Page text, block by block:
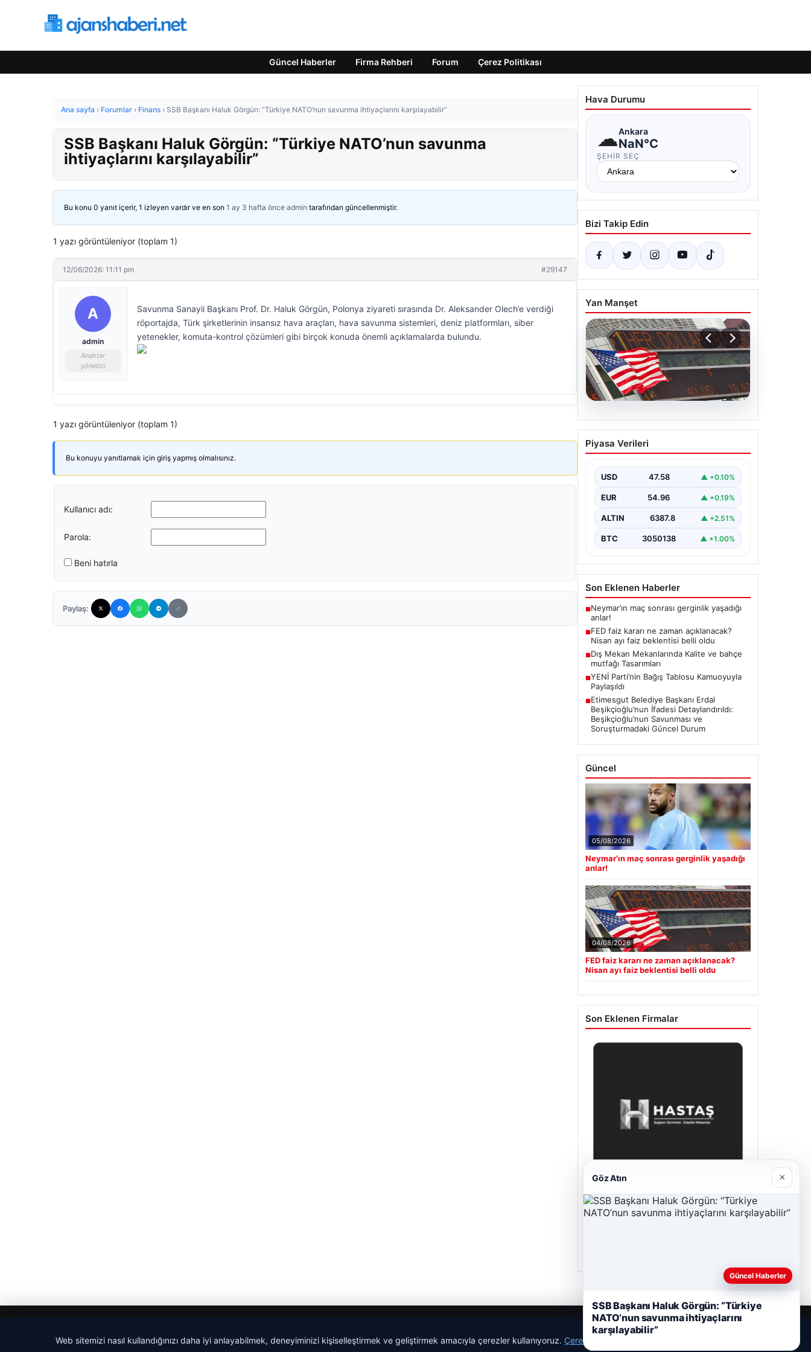
Güncel Haberler Firma Rehberi Forum Çerez Politikası
Ana sayfa › Forumlar › Finans › SSB Başkanı Haluk Görgün: “Türkiye NATO’nun savunma ihtiyaçlarını karşılayabilir”
SSB Başkanı Haluk Görgün: “Türkiye NATO’nun savunma
ihtiyaçlarını karşılayabilir”
Bu konu 0 yanıt içerir, 1 izleyen vardır ve en son 1 ay 3 hafta önce admin tarafından güncellenmiştir.
1 yazı görüntüleniyor (toplam 1)
12/06/2026: 11:11 pm #29147
A
admin
Anahtar
yönetici
Savunma Sanayii Başkanı Prof. Dr. Haluk Görgün, Polonya ziyareti sırasında Dr. Aleksander Olech’e verdiği
röportajda, Türk şirketlerinin insansız hava araçları, hava savunma sistemleri, deniz platformları, siber
yetenekler, komuta-kontrol çözümleri gibi birçok konuda önemli açıklamalarda bulundu.
1 yazı görüntüleniyor (toplam 1)
Bu konuyu yanıtlamak için giriş yapmış olmalısınız.
Kullanıcı adı:
Parola:
Beni hatırla
Paylaş:
Hava Durumu
☁Ankara
NaN°C
ŞEHIR SEÇ
Bizi Takip Edin
Yan Manşet
04.08.2026
FED faiz kararı ne zaman
açıklanacak? Nisan ayı
Piyasa Verileri
USD 47.58 ▲ +0.10%
EUR 54.96 ▲ +0.19%
ALTIN 6387.8 ▲ +2.51%
BTC 3050138 ▲ +1.00%
Son Eklenen Haberler
■Neymar’ın maç sonrası gerginlik yaşadığı
anlar!
■FED faiz kararı ne zaman açıklanacak?
Nisan ayı faiz beklentisi belli oldu
■Dış Mekan Mekanlarında Kalite ve bahçe
mutfağı Tasarımları
■YENİ Parti’nin Bağış Tablosu Kamuoyuyla
Paylaşıldı
■Etimesgut Belediye Başkanı Erdal
Beşikçioğlu’nun İfadesi Detaylandırıldı:
Beşikçioğlu’nun Savunması ve
Soruşturmadaki Güncel Durum
Güncel
05/08/2026
Neymar’ın maç sonrası gerginlik yaşadığı
anlar!
04/08/2026
FED faiz kararı ne zaman açıklanacak?
Nisan ayı faiz beklentisi belli oldu
Son Eklenen Firmalar
Hastaş Beton
Web sitemizi nasıl kullandığınızı daha iyi anlayabilmek, deneyiminizi kişiselleştirmek ve geliştirmek amacıyla çerezler kullanıyoruz. Çerez Politikamız
Göz Atın ×
Güncel Haberler
SSB Başkanı Haluk Görgün: “Türkiye
NATO’nun savunma ihtiyaçlarını
karşılayabilir”
malta work and study|lemagrup.com.tr